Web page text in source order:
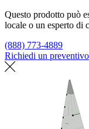
Questo prodotto può
locale o un esperto di
(888) 773-4889
Richiedi un preventivo